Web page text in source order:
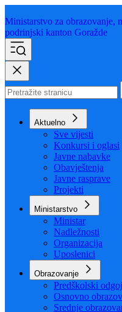
Ministarstvo za obrazovanje,
podrinjski kanton Goražde
Aktuelno
Sve vijesti
Konkursi i oglasi
Javne nabavke
Obavještenja
Javne rasprave
Projekti
Ministarstvo
Ministar
Nadležnosti
Organizacija
Uposlenici
Obrazovanje